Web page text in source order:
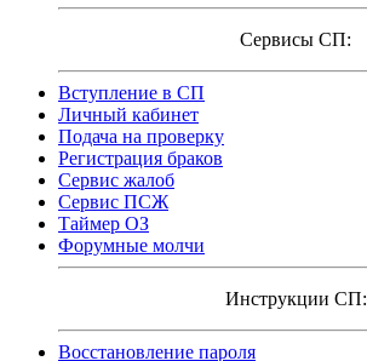
Сервисы СП:
Вступление в СП
Личный кабинет
Подача на проверку
Регистрация браков
Сервис жалоб
Сервис ПСЖ
Таймер ОЗ
Форумные молчи
Инструкции СП:
Восстановление пароля